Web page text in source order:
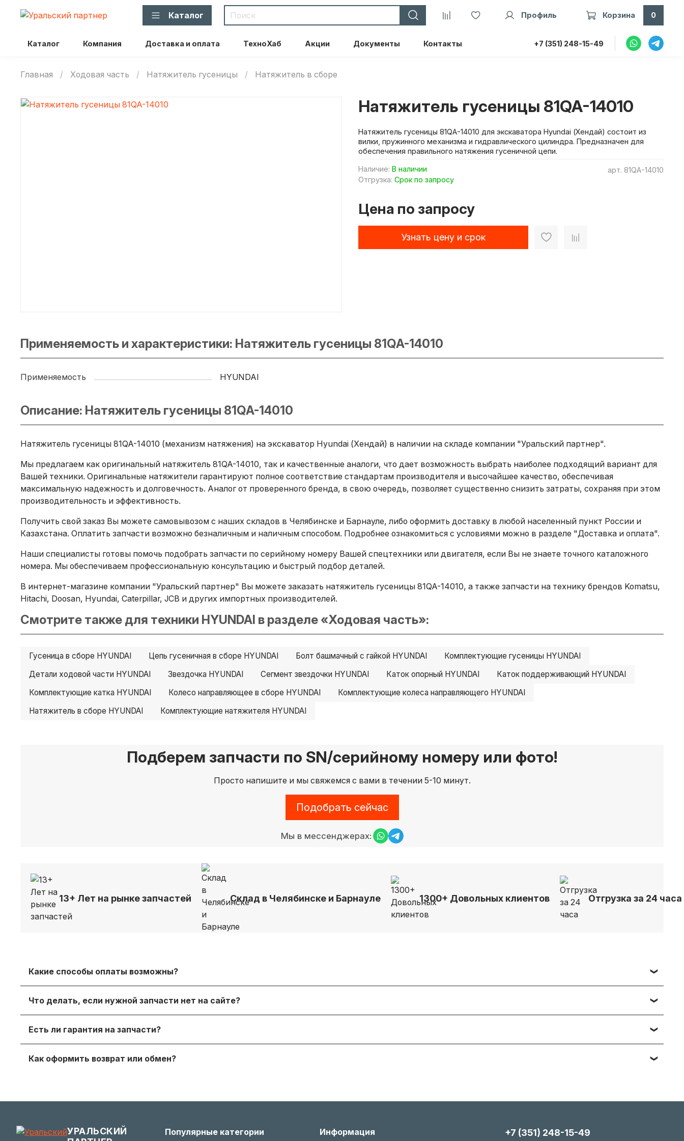
Каталог Компания Доставка и оплата ТехноХаб Акции Документы Контакты +7 (351) 248-15-49
Каталог Профиль Корзина 0
Главная Ходовая часть Натяжитель гусеницы Натяжитель в сборе
арт. 81QA-14010
Наличие: В наличии
Отгрузка: Срок по запросу
Натяжитель гусеницы 81QA-14010
Цена по запросу
Узнать цену и срок
Натяжитель гусеницы 81QA-14010 для экскаватора Hyundai (Хендай) состоит из
вилки, пружинного механизма и гидравлического цилиндра. Предназначен для
обеспечения правильного натяжения гусеничной цепи.
Применяемость и характеристики: Натяжитель гусеницы 81QA-14010
Применяемость HYUNDAI
Описание: Натяжитель гусеницы 81QA-14010
Натяжитель гусеницы 81QA-14010 (механизм натяжения) на экскаватор Hyundai (Хендай) в наличии на складе компании "Уральский партнер".
Мы предлагаем как оригинальный натяжитель 81QA-14010, так и качественные аналоги, что дает возможность выбрать наиболее подходящий вариант для
Вашей техники. Оригинальные натяжители гарантируют полное соответствие стандартам производителя и высочайшее качество, обеспечивая
максимальную надежность и долговечность. Аналог от проверенного бренда, в свою очередь, позволяет существенно снизить затраты, сохраняя при этом
производительность и эффективность.
Получить свой заказ Вы можете самовывозом с наших складов в Челябинске и Барнауле, либо оформить доставку в любой населенный пункт России и
Казахстана. Оплатить запчасти возможно безналичным и наличным способом. Подробнее ознакомиться с условиями можно в разделе "Доставка и оплата".
Наши специалисты готовы помочь подобрать запчасти по серийному номеру Вашей спецтехники или двигателя, если Вы не знаете точного каталожного
номера. Мы обеспечиваем профессиональную консультацию и быстрый подбор деталей.
В интернет-магазине компании "Уральский партнер" Вы можете заказать натяжитель гусеницы 81QA-14010, а также запчасти на технику брендов Komatsu,
Hitachi, Doosan, Hyundai, Caterpillar, JCB и других импортных производителей.
Смотрите также для техники HYUNDAI в разделе «Ходовая часть»:
Гусеница в сборе HYUNDAI Цепь гусеничная в сборе HYUNDAI Болт башмачный с гайкой HYUNDAI
Комплектующие гусеницы HYUNDAI
Детали ходовой части HYUNDAI
Звездочка HYUNDAI Сегмент звездочки HYUNDAI Каток опорный HYUNDAI
Каток поддерживающий HYUNDAI
Комплектующие катка HYUNDAI
Колесо направляющее в сборе HYUNDAI
Комплектующие колеса направляющего HYUNDAI
Натяжитель в сборе HYUNDAI
Комплектующие натяжителя HYUNDAI
Подберем запчасти по SN/серийному номеру или фото!
Просто напишите и мы свяжемся с вами в течении 5-10 минут.
Подобрать сейчас
Мы в мессенджерах:
13+ Лет на рынке запчастей Склад в Челябинске и Барнауле 1300+ Довольных клиентов Отгрузка за 24 часа
Какие способы оплаты возможны?
онлайн‑оплату.
Что делать, если нужной запчасти нет на сайте?
достойный вариант.
Есть ли гарантия на запчасти?
получите с заказом или по запросу у менеджера.
Как оформить возврат или обмен?
УРАЛЬСКИЙ
Популярные категории Информация +7 (351) 248-15-49